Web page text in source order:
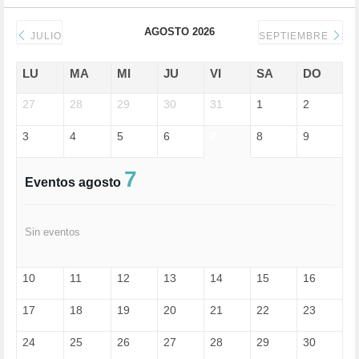
DERECHOS SOCIALES (739)
DONALD TRUMP (82)
EDGAR MORIN (1)
EMIGRACIÓN (4)
ESPECULACIÓN (2)
FELICIDAD (1)
FRANCISCO (5)
GUERRA (133)
HUMOR (1)
IA (1)
JULIO AGOSTO 2026 SEPTIEMBRE
LU MA MI JU VI SA DO
27 28 29 30 31 1 2
3 4 5 6 8 9
Eventos agosto 7
Sin eventos
10 11 12 13 14 15 16
17 18 19 20 21 22 23
24 25 26 27 28 29 30